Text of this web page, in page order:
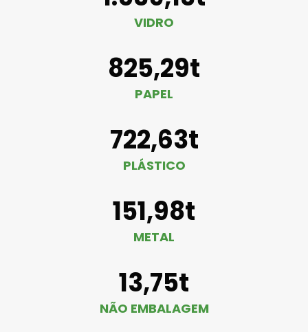
VIDRO
825,29t
PAPEL
722,63t
PLÁSTICO
151,98t
METAL
13,75t
NÃO EMBALAGEM